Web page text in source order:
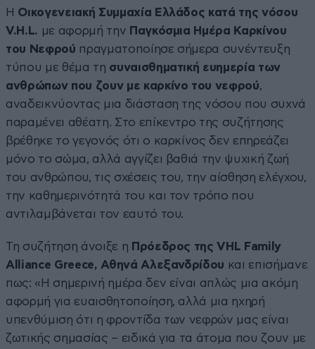
Η Οικογενειακή Συμμαχία Ελλάδος κατά της νόσου
V.H.L. με αφορμή την Παγκόσμια Ημέρα Καρκίνου
του Νεφρού πραγματοποίησε σήμερα συνέντευξη
τύπου με θέμα τη συναισθηματική ευημερία των
ανθρώπων που ζουν με καρκίνο του νεφρού,
αναδεικνύοντας μια διάσταση της νόσου που συχνά
παραμένει αθέατη. Στο επίκεντρο της συζήτησης
βρέθηκε το γεγονός ότι ο καρκίνος δεν επηρεάζει
μόνο το σώμα, αλλά αγγίζει βαθιά την ψυχική ζωή
του ανθρώπου, τις σχέσεις του, την αίσθηση ελέγχου,
την καθημερινότητά του και τον τρόπο που
αντιλαμβάνεται τον εαυτό του.
Τη συζήτηση άνοιξε η Πρόεδρος της VHL Family
Alliance Greece, Αθηνά Αλεξανδρίδου και επισήμανε
πως: «Η σημερινή ημέρα δεν είναι απλώς μια ακόμη
αφορμή για ευαισθητοποίηση, αλλά μια ηχηρή
υπενθύμιση ότι η φροντίδα των νεφρών μας είναι
ζωτικής σημασίας – ειδικά για τα άτομα που ζουν με